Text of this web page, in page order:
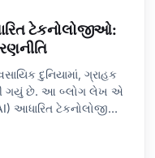
ટેકનોલોજીઓ:
દુનિયામાં, ગ્રાહક
ગયું છે. આ બ્લોગ લેખ એ
આધારિત ટેકનોલોજીઓ
કરવો, વિવિધ AI